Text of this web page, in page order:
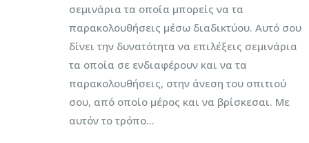
σεμινάρια τα οποία μπορείς να τα
παρακολουθήσεις μέσω διαδικτύου. Αυτό σου
δίνει την δυνατότητα να επιλέξεις σεμινάρια
τα οποία σε ενδιαφέρουν και να τα
παρακολουθήσεις, στην άνεση του σπιτιού
σου, από οποίο μέρος και να βρίσκεσαι. Με
αυτόν το τρόπο...